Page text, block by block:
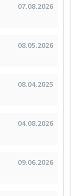
07.08.2026
08.05.2026
08.04.2025
04.08.2026
09.06.2026